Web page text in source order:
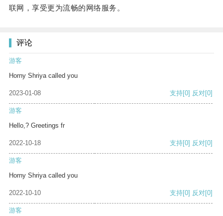
联网，享受更为流畅的网络服务。
评论
游客
Horny Shriya called you
2023-01-08 支持[0] 反对[0]
游客
Hello,? Greetings fr
2022-10-18 支持[0] 反对[0]
游客
Horny Shriya called you
2022-10-10 支持[0] 反对[0]
游客